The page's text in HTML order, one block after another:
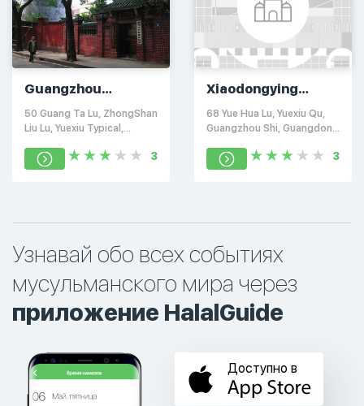
Guangzhou
Huaisheng Mosque
50 Guang Ta Lu, ZhongShan
Liu Lu, Yuexiu Typical,
Province.) Wilson, Китай,
510030
3
Xiaodongying
Mosque
68 Yue Hua Lu, Yuexiu Qu,
Guangzhou Shi, Guangdong
3
Узнавай обо всех событиях
мусульманского мира через
приложение HalalGuide
Доступно в